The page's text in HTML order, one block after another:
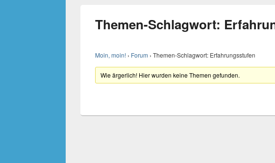
Themen-Schlagwort:
Moin, moin! › Forum › Themen-Schlagwort: Erfahrungsstufen
Wie ärgerlich! Hier wurden keine Themen gefunden.